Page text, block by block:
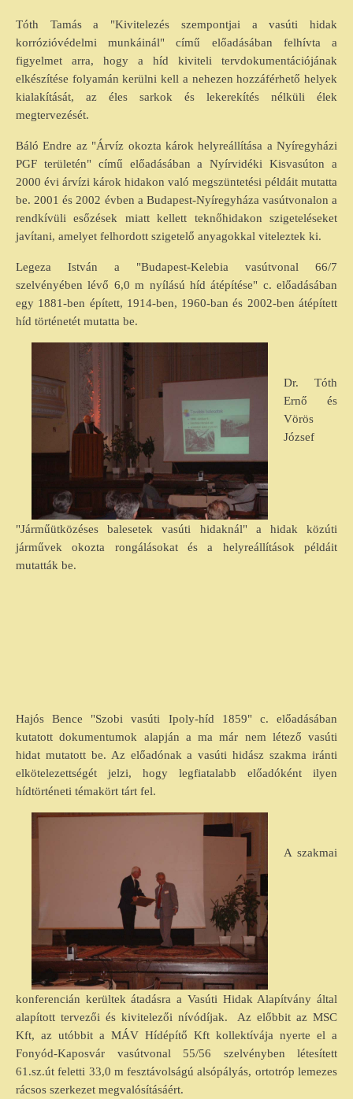
Tóth Tamás a "Kivitelezés szempontjai a vasúti hidak
korrózióvédelmi munkáinál" című előadásában felhívta a
figyelmet arra, hogy a híd kiviteli tervdokumentációjának
elkészítése folyamán kerülni kell a nehezen hozzáférhető helyek
kialakítását, az éles sarkok és lekerekítés nélküli élek
megtervezését.
Báló Endre az "Árvíz okozta károk helyreállítása a Nyíregyházi
PGF területén" című előadásában a Nyírvidéki Kisvasúton a
2000 évi árvízi károk hidakon való megszüntetési példáit mutatta
be. 2001 és 2002 évben a Budapest-Nyíregyháza vasútvonalon a
rendkívüli esőzések miatt kellett teknőhidakon szigeteléseket
javítani, amelyet felhordott szigetelő anyagokkal viteleztek ki.
Legeza István a "Budapest-Kelebia vasútvonal 66/7
szelvényében lévő 6,0 m nyílású híd átépítése" c. előadásában
egy 1881-ben épített, 1914-ben, 1960-ban és 2002-ben átépített
híd történetét mutatta be.
Dr. Tóth
Ernő és
Vörös
József
"Járműütközéses balesetek vasúti hidaknál" a hidak közúti
járművek okozta rongálásokat és a helyreállítások példáit
mutatták be.
Hajós Bence "Szobi vasúti Ipoly-híd 1859" c. előadásában
kutatott dokumentumok alapján a ma már nem létező vasúti
hidat mutatott be. Az előadónak a vasúti hidász szakma iránti
elkötelezettségét jelzi, hogy legfiatalabb előadóként ilyen
hídtörténeti témakört tárt fel.
A szakmai
konferencián kerültek átadásra a Vasúti Hidak Alapítvány által
alapított tervezői és kivitelezői nívódíjak. Az előbbit az MSC
Kft, az utóbbit a MÁV Hídépítő Kft kollektívája nyerte el a
Fonyód-Kaposvár vasútvonal 55/56 szelvényben létesített
61.sz.út feletti 33,0 m fesztávolságú alsópályás, ortotróp lemezes
rácsos szerkezet megvalósításáért.